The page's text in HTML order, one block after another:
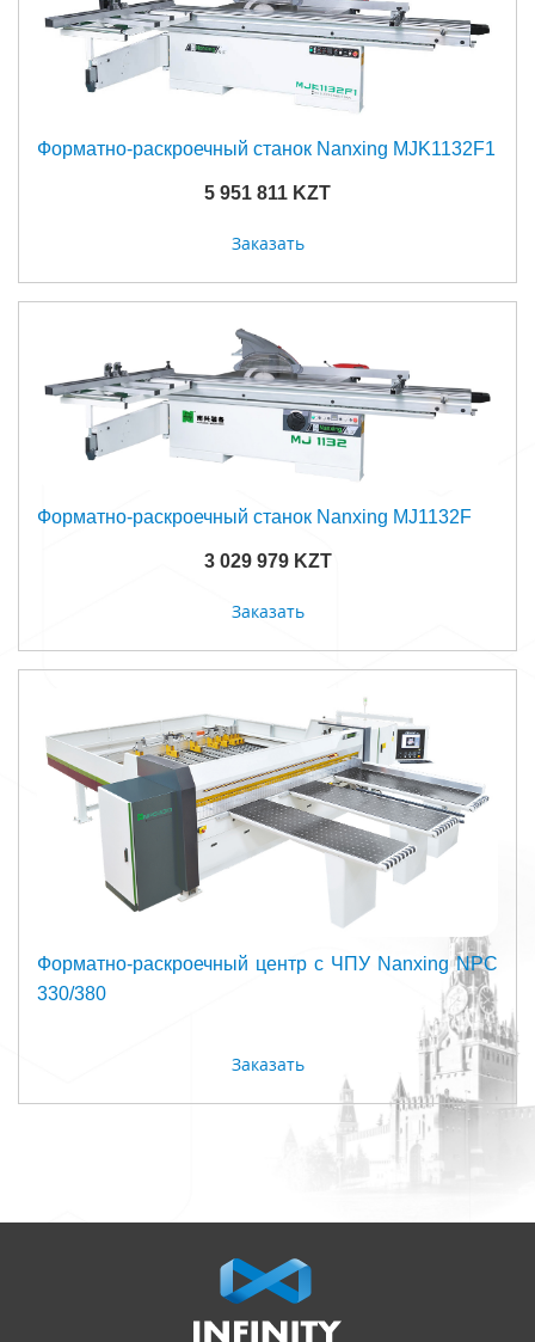
Форматно-раскроечный станок Nanxing MJK1132F1
5 951 811 KZT
Заказать
Форматно-раскроечный станок Nanxing MJ1132F
3 029 979 KZT
Заказать
Форматно-раскроечный центр с ЧПУ Nanxing NPC
330/380
Заказать